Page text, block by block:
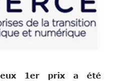
1er prix a été